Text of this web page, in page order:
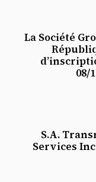
La Société
08/
S.A.
Services